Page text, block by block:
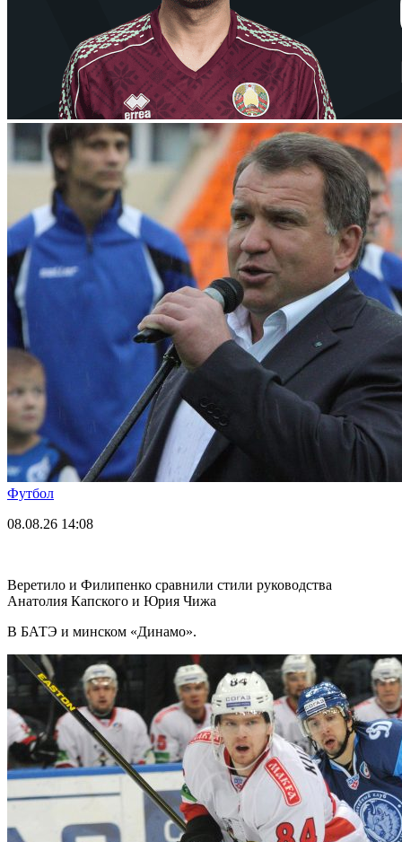
Футбол
08.08.26 14:08
Веретило и Филипенко сравнили стили руководства
Анатолия Капского и Юрия Чижа
В БАТЭ и минском «Динамо».